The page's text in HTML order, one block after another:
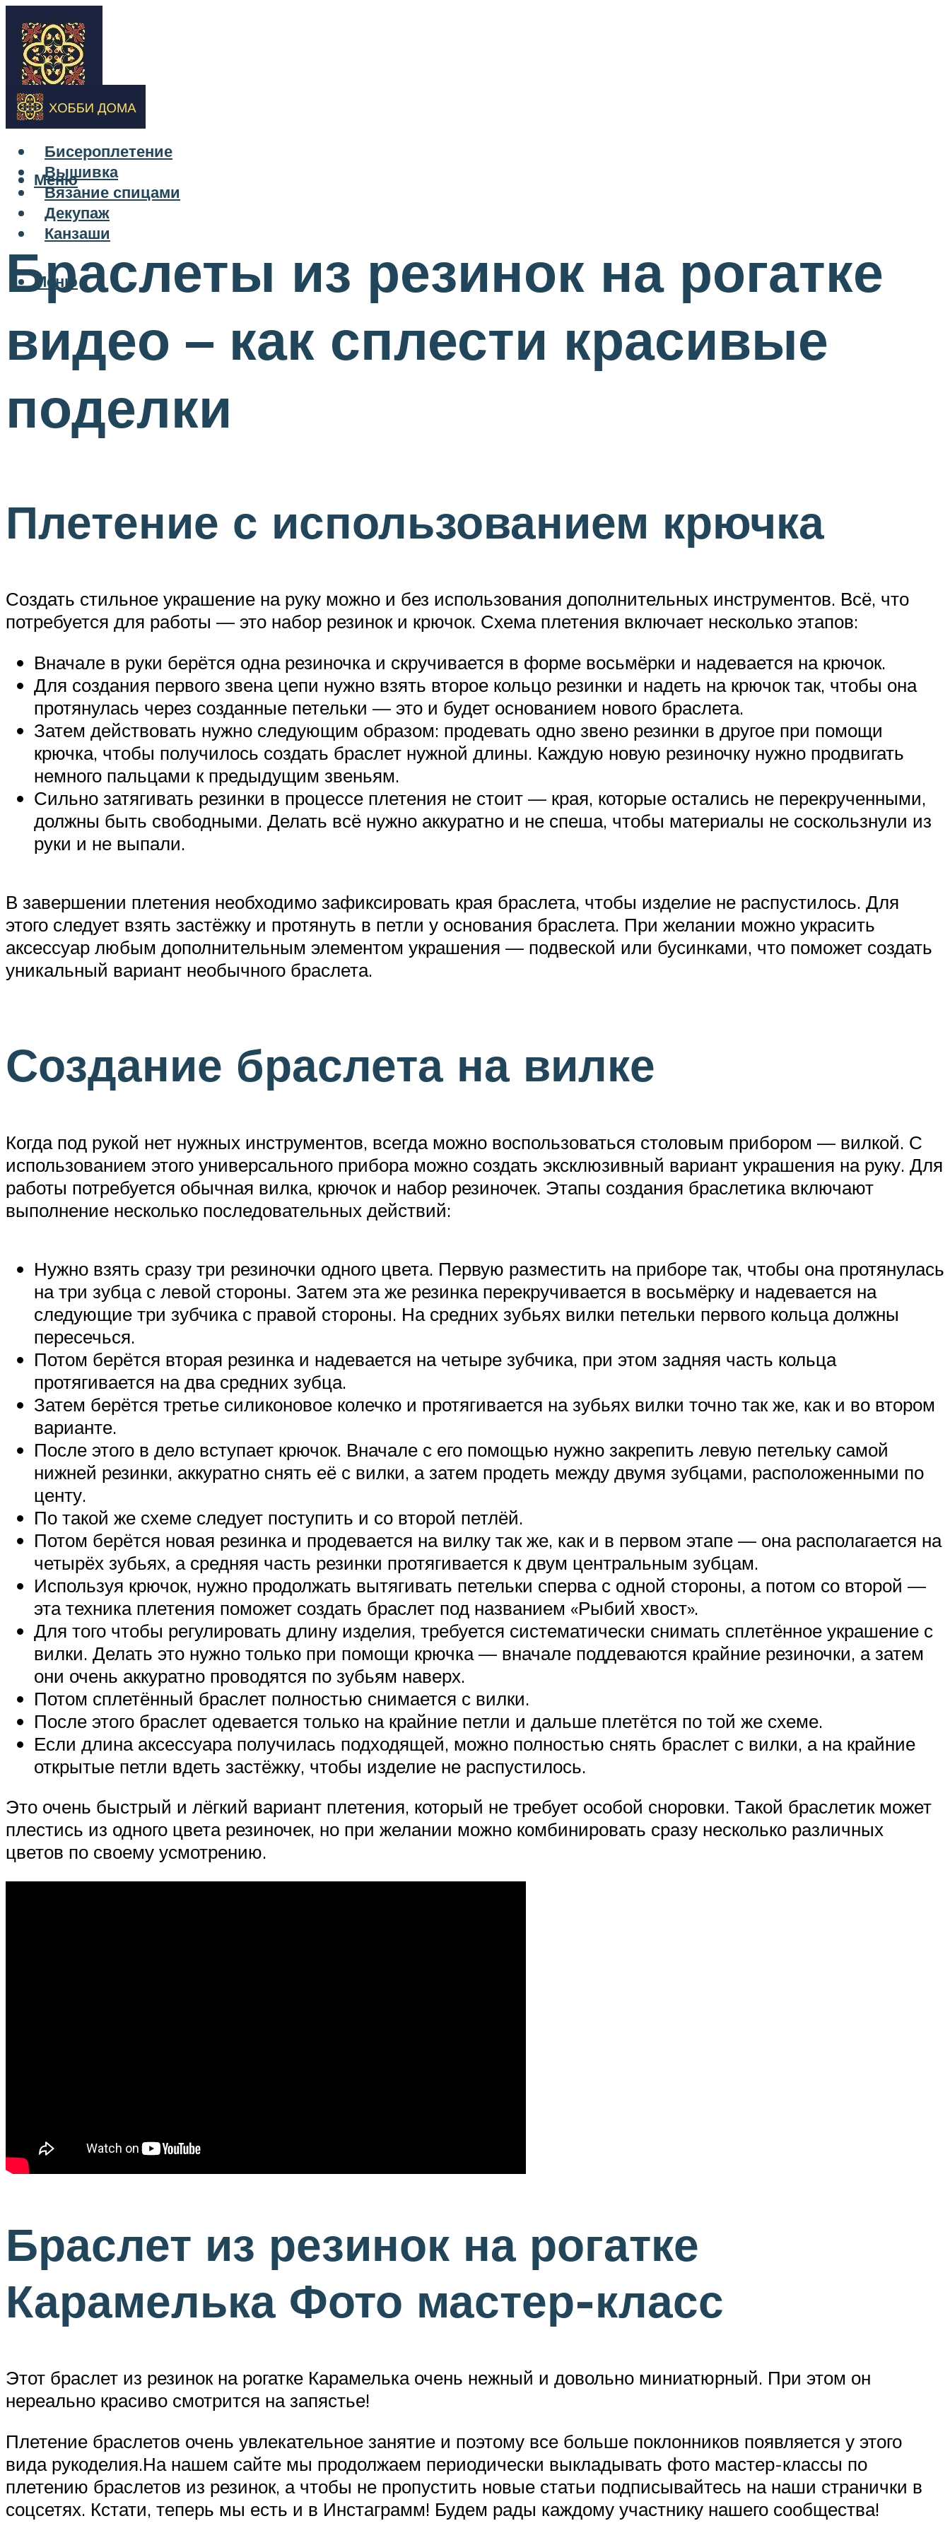
Бисероплетение
Вышивка
Вязание спицами
Декупаж
Канзаши
Меню
Меню
Браслеты из резинок на рогатке
видео – как сплести красивые
поделки
Плетение с использованием крючка
Создать стильное украшение на руку можно и без использования дополнительных инструментов. Всё, что
потребуется для работы — это набор резинок и крючок. Схема плетения включает несколько этапов:
Вначале в руки берётся одна резиночка и скручивается в форме восьмёрки и надевается на крючок.
Для создания первого звена цепи нужно взять второе кольцо резинки и надеть на крючок так, чтобы она
протянулась через созданные петельки — это и будет основанием нового браслета.
Затем действовать нужно следующим образом: продевать одно звено резинки в другое при помощи
крючка, чтобы получилось создать браслет нужной длины. Каждую новую резиночку нужно продвигать
немного пальцами к предыдущим звеньям.
Сильно затягивать резинки в процессе плетения не стоит — края, которые остались не перекрученными,
должны быть свободными. Делать всё нужно аккуратно и не спеша, чтобы материалы не соскользнули из
руки и не выпали.
В завершении плетения необходимо зафиксировать края браслета, чтобы изделие не распустилось. Для
этого следует взять застёжку и протянуть в петли у основания браслета. При желании можно украсить
аксессуар любым дополнительным элементом украшения — подвеской или бусинками, что поможет создать
уникальный вариант необычного браслета.
Создание браслета на вилке
Когда под рукой нет нужных инструментов, всегда можно воспользоваться столовым прибором — вилкой. С
использованием этого универсального прибора можно создать эксклюзивный вариант украшения на руку. Для
работы потребуется обычная вилка, крючок и набор резиночек. Этапы создания браслетика включают
выполнение несколько последовательных действий:
Нужно взять сразу три резиночки одного цвета. Первую разместить на приборе так, чтобы она протянулась
на три зубца с левой стороны. Затем эта же резинка перекручивается в восьмёрку и надевается на
следующие три зубчика с правой стороны. На средних зубьях вилки петельки первого кольца должны
пересечься.
Потом берётся вторая резинка и надевается на четыре зубчика, при этом задняя часть кольца
протягивается на два средних зубца.
Затем берётся третье силиконовое колечко и протягивается на зубьях вилки точно так же, как и во втором
варианте.
После этого в дело вступает крючок. Вначале с его помощью нужно закрепить левую петельку самой
нижней резинки, аккуратно снять её с вилки, а затем продеть между двумя зубцами, расположенными по
центу.
По такой же схеме следует поступить и со второй петлёй.
Потом берётся новая резинка и продевается на вилку так же, как и в первом этапе — она располагается на
четырёх зубьях, а средняя часть резинки протягивается к двум центральным зубцам.
Используя крючок, нужно продолжать вытягивать петельки сперва с одной стороны, а потом со второй —
эта техника плетения поможет создать браслет под названием «Рыбий хвост».
Для того чтобы регулировать длину изделия, требуется систематически снимать сплетённое украшение с
вилки. Делать это нужно только при помощи крючка — вначале поддеваются крайние резиночки, а затем
они очень аккуратно проводятся по зубьям наверх.
Потом сплетённый браслет полностью снимается с вилки.
После этого браслет одевается только на крайние петли и дальше плетётся по той же схеме.
Если длина аксессуара получилась подходящей, можно полностью снять браслет с вилки, а на крайние
открытые петли вдеть застёжку, чтобы изделие не распустилось.
Это очень быстрый и лёгкий вариант плетения, который не требует особой сноровки. Такой браслетик может
плестись из одного цвета резиночек, но при желании можно комбинировать сразу несколько различных
цветов по своему усмотрению.
Браслет из резинок на рогатке
Карамелька Фото мастер-класс
Этот браслет из резинок на рогатке Карамелька очень нежный и довольно миниатюрный. При этом он
нереально красиво смотрится на запястье!
Плетение браслетов очень увлекательное занятие и поэтому все больше поклонников появляется у этого
вида рукоделия.На нашем сайте мы продолжаем периодически выкладывать фото мастер-классы по
плетению браслетов из резинок, а чтобы не пропустить новые статьи подписывайтесь на наши странички в
соцсетях. Кстати, теперь мы есть и в Инстаграмм! Будем рады каждому участнику нашего сообщества!